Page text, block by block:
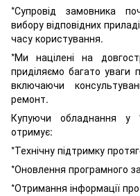
*Супровід замовника
вибору відповідних
часу користування.
*Ми націлені на
приділяємо багато уваги
включаючи
ремонт.
Купуючи обладнання у
отримує:
*Технічну підтримку
*Оновлення програмного
*Отримання інформації